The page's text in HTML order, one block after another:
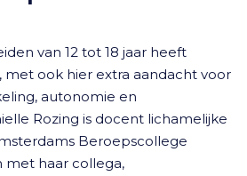
van 12 tot 18 jaar heeft
ook hier extra aandacht voor
autonomie en
Rozing is docent lichamelijke
Beroepscollege
met haar collega,